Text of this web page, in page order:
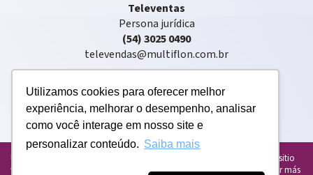
Utilizamos cookies para oferecer melhor
experiência, melhorar o desempenho, analisar
como você interage em nosso site e
personalizar conteúdo. Saiba mais
Televentas
Persona jurídica
(54) 3025 0490
televendas@multiflon.com.br
Copyright © 2020. Multiflon®. Todos los derechos reservados
Usamos cookies para personalizar y mejorar su experiencia en nuestro sitio
web. Al utilizar nuestro sitio web, acepta el uso de cookies. Para obtener más